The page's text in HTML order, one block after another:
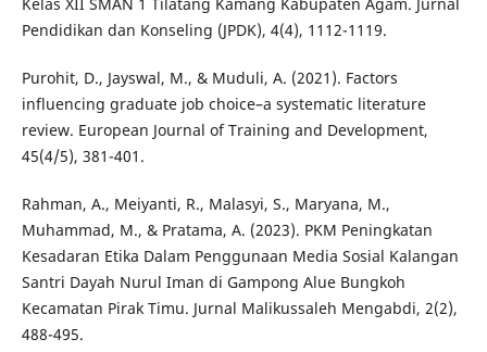
Pendidikan dan Konseling (JPDK), 4(4), 1112-1119.
Purohit, D., Jayswal, M., & Muduli, A. (2021). Factors
influencing graduate job choice–a systematic literature
review. European Journal of Training and Development,
45(4/5), 381-401.
Rahman, A., Meiyanti, R., Malasyi, S., Maryana, M.,
Muhammad, M., & Pratama, A. (2023). PKM Peningkatan
Kesadaran Etika Dalam Penggunaan Media Sosial Kalangan
Santri Dayah Nurul Iman di Gampong Alue Bungkoh
Kecamatan Pirak Timu. Jurnal Malikussaleh Mengabdi, 2(2),
488-495.